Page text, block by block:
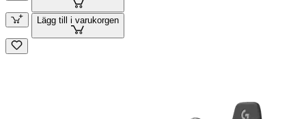
Lägg till i varukorgen